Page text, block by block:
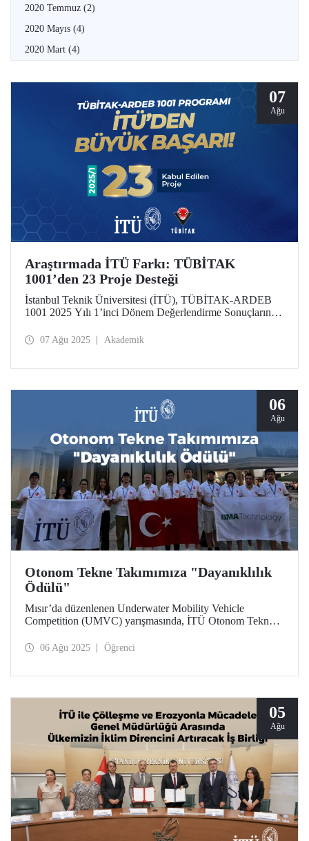
2020 Temmuz (2)
2020 Mayıs (4)
2020 Mart (4)
07
Ağu
Araştırmada İTÜ Farkı: TÜBİTAK
1001’den 23 Proje Desteği
İstanbul Teknik Üniversitesi (İTÜ), TÜBİTAK-ARDEB
1001 2025 Yılı 1’inci Dönem Değerlendirme Sonuçlarına
07 Ağu 2025 Akademik
06
Ağu
Otonom Tekne Takımımıza "Dayanıklılık
Ödülü"
Mısır’da düzenlenen Underwater Mobility Vehicle
Competition (UMVC) yarışmasında, İTÜ Otonom Tekne
06 Ağu 2025 Öğrenci
05
Ağu